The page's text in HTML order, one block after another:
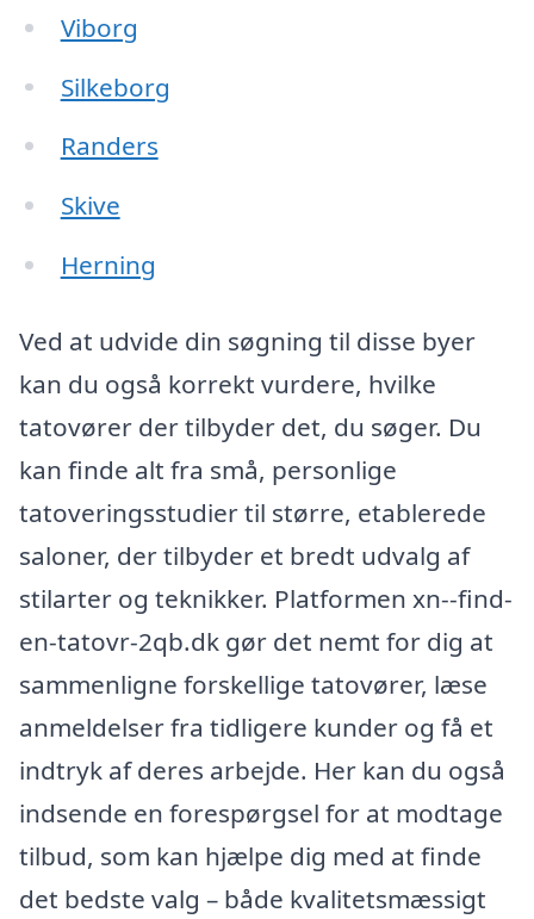
Viborg
Silkeborg
Randers
Skive
Herning
Ved at udvide din søgning til disse byer
kan du også korrekt vurdere, hvilke
tatovører der tilbyder det, du søger. Du
kan finde alt fra små, personlige
tatoveringsstudier til større, etablerede
saloner, der tilbyder et bredt udvalg af
stilarter og teknikker. Platformen xn--find-
en-tatovr-2qb.dk gør det nemt for dig at
sammenligne forskellige tatovører, læse
anmeldelser fra tidligere kunder og få et
indtryk af deres arbejde. Her kan du også
indsende en forespørgsel for at modtage
tilbud, som kan hjælpe dig med at finde
det bedste valg – både kvalitetsmæssigt